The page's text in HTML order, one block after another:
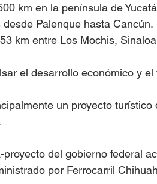
km en la península de
Palenque hasta Cancún.
km entre Los Mochis,
el desarrollo económico y
un proyecto
proyecto del gobierno federal
por Ferrocarril